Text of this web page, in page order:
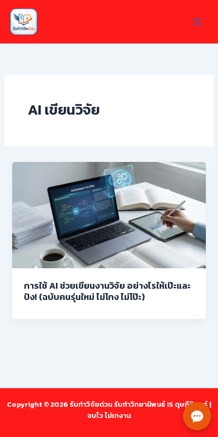
Skip
content
AI เขียนวิจัย
การใช้ AI ช่วยเขียนงานวิจัย อย่างไรให้เป๊ะและ
ปัง! (ฉบับคนรุ่นใหม่ ไม่โกง ไม่โป๊ะ)
Copyright © 2026 รับทำวิจัยด่วน รับทำวิทยานิพนธ์ IS ดุษฎีนิพนธ์ |
จบไว ไม่เทงาน